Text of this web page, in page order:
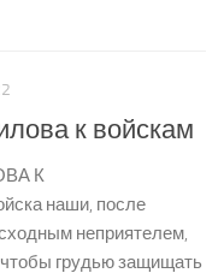
к войскам
К
наши, после
неприятелем,
грудью защищать